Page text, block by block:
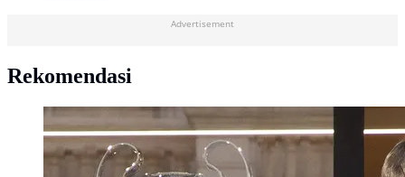
Advertisement
Rekomendasi